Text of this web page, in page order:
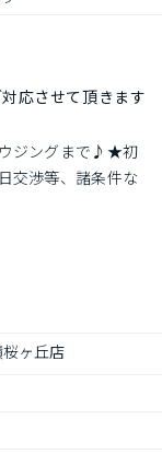
応させて頂きます
ジングまで♪★初
交渉等、諸条件な
ヶ丘店